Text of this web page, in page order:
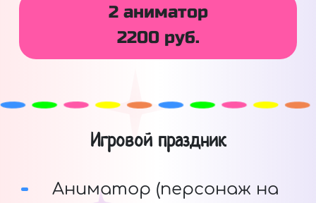
2 аниматор
2200 руб.
Игровой праздник
Аниматор (персонаж на